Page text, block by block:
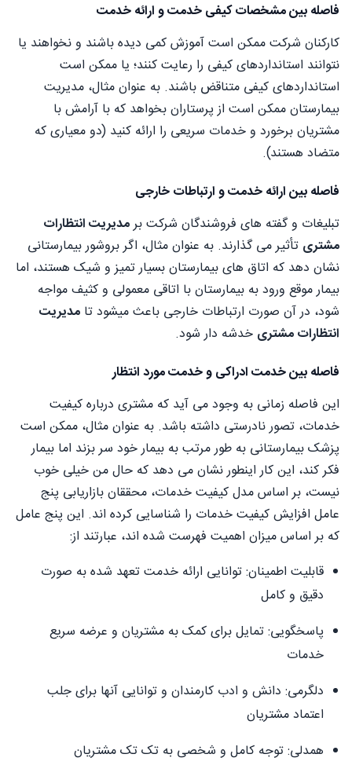
فاصله بین مشخصات کیفی خدمت و ارائه خدمت
کارکنان شرکت ممکن است آموزش کمی دیده باشند و نخواهند یا
نتوانند استانداردهای کیفی را رعایت کنند؛ یا ممکن است
استانداردهای کیفی متناقض باشند. به عنوان مثال، مدیریت
بیمارستان ممکن است از پرستاران بخواهد که با آرامش با
مشتریان برخورد و خدمات سریعی را ارائه کنید (دو معیاری که
متضاد هستند).
فاصله بین ارائه خدمت و ارتباطات خارجی
تبلیغات و گفته های فروشندگان شرکت برمدیریت انتظارات
مشتری تأثیر می گذارند. به عنوان مثال، اگر بروشور بیمارستانی
نشان دهد که اتاق های بیمارستان بسیار تمیز و شیک هستند، اما
بیمار موقع ورود به بیمارستان با اتاقی معمولی و کثیف مواجه
شود، در آن صورت ارتباطات خارجی باعث میشود تا مدیریت
انتظارات مشتری خدشه دار شود.
فاصله بین خدمت ادراکی و خدمت مورد انتظار
این فاصله زمانی به وجود می آید که مشتری درباره کیفیت
خدمات، تصور نادرستی داشته باشد. به عنوان مثال، ممکن است
پزشک بیمارستانی به طور مرتب به بیمار خود سر بزند اما بیمار
فکر کند، این کار اینطور نشان می دهد که حال من خیلی خوب
نیست، بر اساس مدل کیفیت خدمات، محققان بازاریابی پنج
عامل افزایش کیفیت خدمات را شناسایی کرده اند. این پنج عامل
که بر اساس میزان اهمیت فهرست شده اند، عبارتند از:
قابلیت اطمینان: توانایی ارائه خدمت تعهد شده به صورت
دقیق و کامل
پاسخگویی: تمایل برای کمک به مشتریان و عرضه سریع
خدمات
دلگرمی: دانش و ادب کارمندان و توانایی آنها برای جلب
اعتماد مشتریان
همدلی: توجه کامل و شخصی به تک تک مشتریان